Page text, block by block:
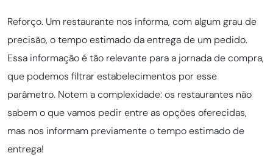
Reforço. Um restaurante nos informa, com algum grau de
precisão, o tempo estimado da entrega de um pedido.
Essa informação é tão relevante para a jornada de compra,
que podemos filtrar estabelecimentos por esse
parâmetro. Notem a complexidade: os restaurantes não
sabem o que vamos pedir entre as opções oferecidas,
mas nos informam previamente o tempo estimado de
entrega!